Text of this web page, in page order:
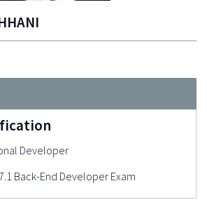
Developer
Back-End Developer Exam